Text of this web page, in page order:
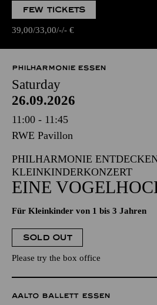
FEW TICKETS
39,00 33,00 - - €
PHILHARMONIE ESSEN
Saturday
26.09.2026
11:00 - 11:45
RWE Pavillon
PHILHARMONIE
KLEINKINDERKONZERT
EINE
Für Kleinkinder von 1 bis 3 Jahren
SOLD OUT
Please try the box office
AALTO BALLETT ESSEN